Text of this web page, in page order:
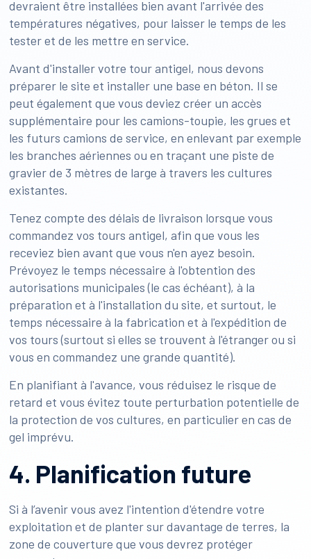
devraient être installées bien avant l'arrivée des
températures négatives, pour laisser le temps de les
tester et de les mettre en service.
Avant d'installer votre tour antigel, nous devons
préparer le site et installer une base en béton. Il se
peut également que vous deviez créer un accès
supplémentaire pour les camions-toupie, les grues et
les futurs camions de service, en enlevant par exemple
les branches aériennes ou en traçant une piste de
gravier de 3 mètres de large à travers les cultures
existantes.
Tenez compte des délais de livraison lorsque vous
commandez vos tours antigel, afin que vous les
receviez bien avant que vous n'en ayez besoin.
Prévoyez le temps nécessaire à l'obtention des
autorisations municipales (le cas échéant), à la
préparation et à l'installation du site, et surtout, le
temps nécessaire à la fabrication et à l'expédition de
vos tours (surtout si elles se trouvent à l'étranger ou si
vous en commandez une grande quantité).
En planifiant à l'avance, vous réduisez le risque de
retard et vous évitez toute perturbation potentielle de
la protection de vos cultures, en particulier en cas de
gel imprévu.
4. Planification future
Si à l’avenir vous avez l'intention d'étendre votre
exploitation et de planter sur davantage de terres, la
zone de couverture que vous devrez protéger